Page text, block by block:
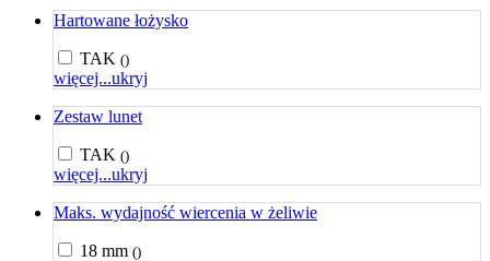
Hartowane łożysko
TAK ()
więcej...ukryj
Zestaw lunet
TAK ()
więcej...ukryj
Maks. wydajność wiercenia w żeliwie
18 mm ()